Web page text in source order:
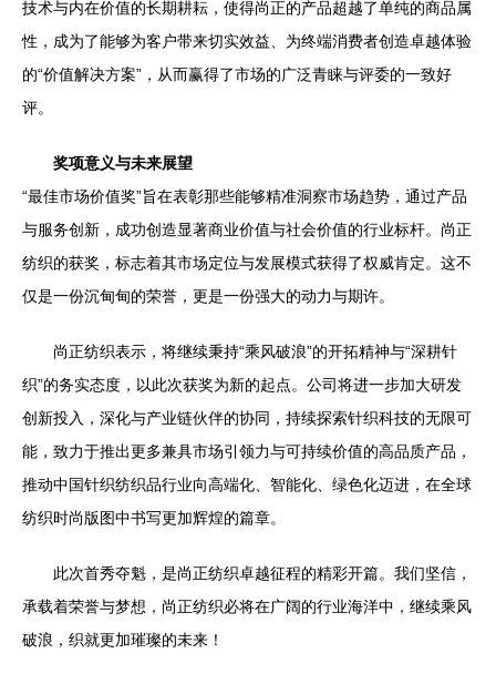
技术与内在价值的长期耕耘，使得尚正的产品超越了单纯的商品属
性，成为了能够为客户带来切实效益、为终端消费者创造卓越体验
的“价值解决方案”，从而赢得了市场的广泛青睐与评委的一致好
评。
奖项意义与未来展望
“最佳市场价值奖”旨在表彰那些能够精准洞察市场趋势，通过产品
与服务创新，成功创造显著商业价值与社会价值的行业标杆。尚正
纺织的获奖，标志着其市场定位与发展模式获得了权威肯定。这不
仅是一份沉甸甸的荣誉，更是一份强大的动力与期许。
尚正纺织表示，将继续秉持“乘风破浪”的开拓精神与“深耕针
织”的务实态度，以此次获奖为新的起点。公司将进一步加大研发
创新投入，深化与产业链伙伴的协同，持续探索针织科技的无限可
能，致力于推出更多兼具市场引领力与可持续价值的高品质产品，
推动中国针织纺织品行业向高端化、智能化、绿色化迈进，在全球
纺织时尚版图中书写更加辉煌的篇章。
此次首秀夺魁，是尚正纺织卓越征程的精彩开篇。我们坚信，
承载着荣誉与梦想，尚正纺织必将在广阔的行业海洋中，继续乘风
破浪，织就更加璀璨的未来！